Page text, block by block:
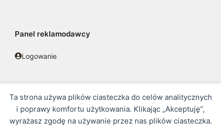
Ta strona używa plików ciasteczka do celów analitycznych
i poprawy komfortu użytkowania. Klikając „Akceptuję”,
wyrażasz zgodę na używanie przez nas plików ciasteczka.
Panel reklamodawcy
Logowanie
© 2016 - 2026 zoosklepik.pl •Polityka prywatności • Sitemap
Treść niniejszej strony internetowej nie stanowi oferty w rozumieniu